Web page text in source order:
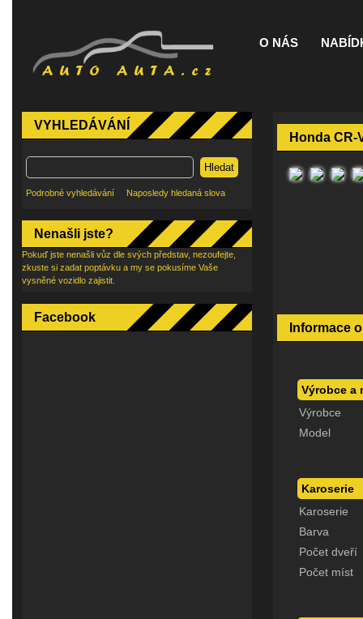
O NÁS
VYHLEDÁVÁNÍ
Hledat
Podrobné vyhledávání Naposledy hledaná slova
Nenašli jste?
Pokuď jste nenašli vůz dle svých představ, nezoufejte,
zkuste si zadat poptávku a my se pokusíme Vaše
vysněné vozidlo zajistit.
Facebook
Honda CR-
Informace
Výrobce a
Výrobce
Model
Karoserie
Karoserie
Barva
Počet dveří
Počet míst